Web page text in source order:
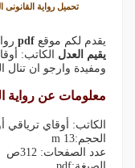
تحميل رواية
يقدم لكم موقع pdf
يقيم العدل الكاتب:
ومفيدة وارجو ان تنال
معلومات عن رواية
الكاتب: أوقاي ترياقي
الحجم:13 m
عدد الصفحات: 312ص